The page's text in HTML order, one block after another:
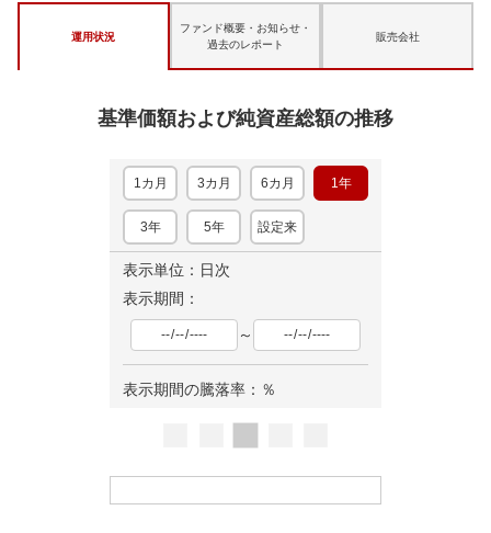
運用状況
ファンド概要・お知らせ・
過去のレポート
販売会社
基準価額および純資産総額の推移
1カ月 3カ月 6カ月 1年
3年 5年 設定来
表示単位：日次
表示期間：
～
表示期間の騰落率： ％